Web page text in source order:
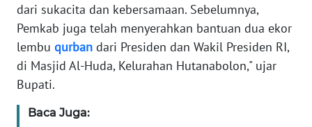
dari sukacita dan kebersamaan. Sebelumnya,
Pemkab juga telah menyerahkan bantuan dua ekor
lembu qurban dari Presiden dan Wakil Presiden RI,
di Masjid Al-Huda, Kelurahan Hutanabolon," ujar
Bupati.
Baca Juga:
WN
SULTENG
WN
SULBAR